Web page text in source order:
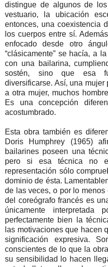
distingue de algunos de
vestuario, la ubicación
entonces, una coexistencia
los cuerpos entre sí.
enfocado desde otro
“clásicamente” se hacía, a
con una bailarina,
sostén, sino que esa
diversificarse. Así, una
a otra mujer, muchos
Es una concepción
acostumbrado.
Esta obra también es
Doris Humphrey (1965)
bailarines poseen una
pero si esa técnica no
representación sólo
dominio de ésta.
de las veces, o por lo
del coreógrafo francés es
únicamente interpretada
perfectamente bien la
las motivaciones que hacen
significación expresiva.
conscientes de lo que la
su sensibilidad lo hacen